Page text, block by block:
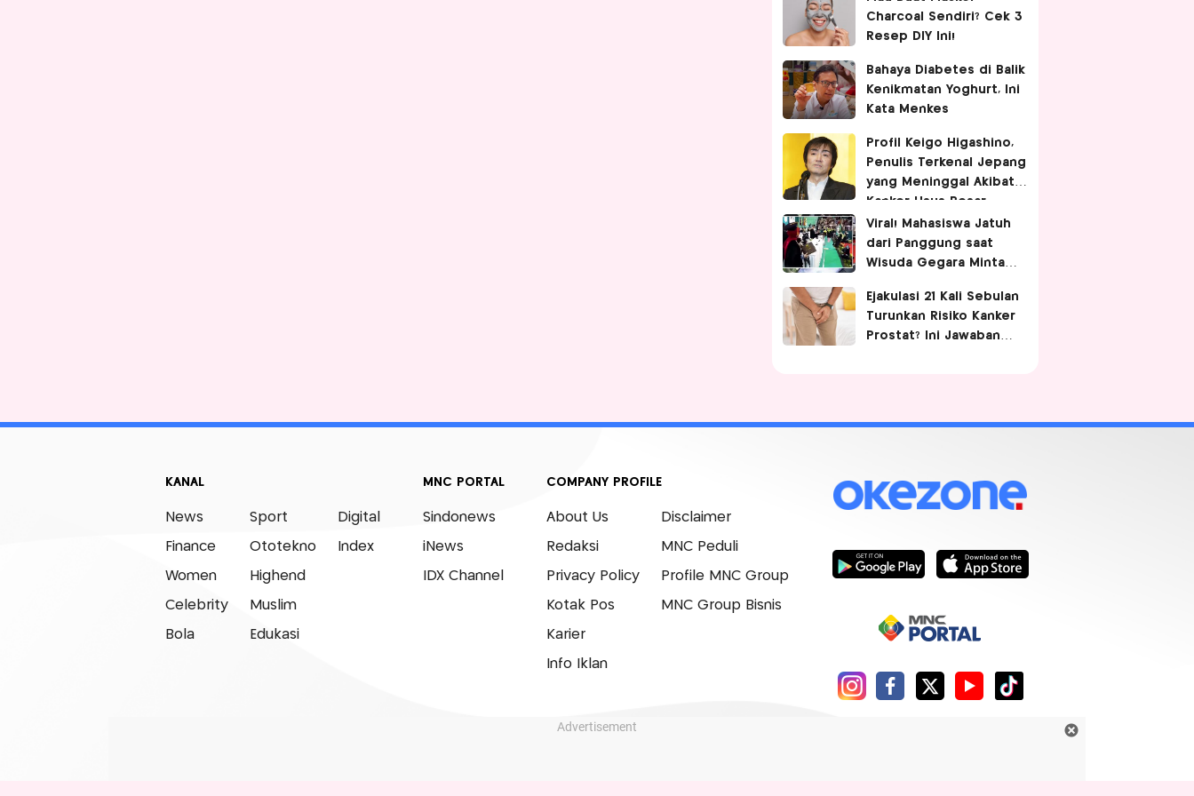
Charcoal Sendiri? Cek 3
Resep DIY Ini!
Bahaya Diabetes di Balik
Kenikmatan Yoghurt, Ini
Kata Menkes
Profil Keigo Higashino,
Penulis Terkenal Jepang
yang Meninggal Akibat
Kanker Usus Besar
Viral! Mahasiswa Jatuh
dari Panggung saat
Wisuda Gegara Minta
Netizen: Malunya
Sampai Tua
Ejakulasi 21 Kali Sebulan
Turunkan Risiko Kanker
Prostat? Ini Jawaban
KANAL
News
Finance
Women
Celebrity
Bola
Sport
Ototekno
Highend
Muslim
Edukasi
Digital
Index
MNC PORTAL
Sindonews
iNews
IDX Channel
COMPANY PROFILE
About Us
Redaksi
Privacy Policy
Kotak Pos
Karier
Info Iklan
Disclaimer
MNC Peduli
Profile MNC Group
MNC Group Bisnis
Advertisement